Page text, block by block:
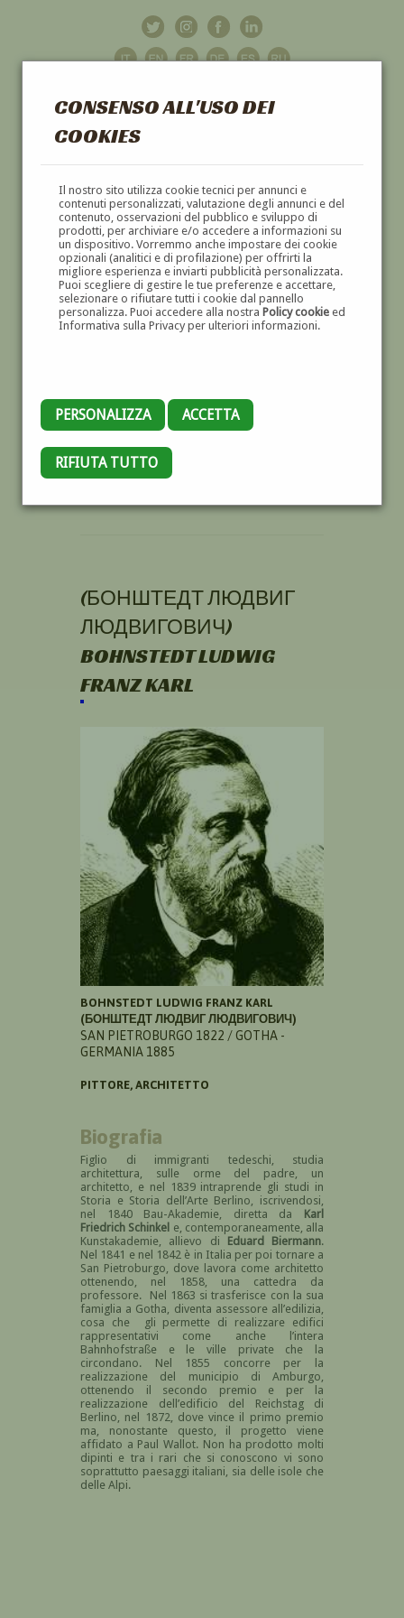
CONSENSO ALL'USO DEI
COOKIES
Il nostro sito utilizza cookie tecnici per annunci e
contenuti personalizzati, valutazione degli annunci e del
contenuto, osservazioni del pubblico e sviluppo di
prodotti, per archiviare e/o accedere a informazioni su
un dispositivo. Vorremmo anche impostare dei cookie
opzionali (analitici e di profilazione) per offrirti la
migliore esperienza e inviarti pubblicità personalizzata.
Puoi scegliere di gestire le tue preferenze e accettare,
selezionare o rifiutare tutti i cookie dal pannello
personalizza. Puoi accedere alla nostra Policy cookieed
Informativa sulla Privacy per ulteriori informazioni.
PERSONALIZZA ACCETTA
RIFIUTA TUTTO
GALLERIAD'ARTE
DIPINTI E SCULTURE '800 E '900
(БОНШТЕДТ ЛЮДВИГ
ЛЮДВИГОВИЧ)
BOHNSTEDT LUDWIG
FRANZ KARL
BOHNSTEDT LUDWIG FRANZ KARL
(БОНШТЕДТ ЛЮДВИГ ЛЮДВИГОВИЧ)
SAN PIETROBURGO 1822 / GOTHA -
GERMANIA 1885
PITTORE, ARCHITETTO
Biografia
Figlio di immigranti tedeschi, studia
architettura, sulle orme del padre, un
architetto, e nel 1839 intraprende gli studi in
Storia e Storia dell’Arte Berlino, iscrivendosi,
nel 1840 Bau-Akademie, diretta da Karl
Friedrich Schinkel e, contemporaneamente, alla
Kunstakademie, allievo di Eduard Biermann.
Nel 1841 e nel 1842 è in Italia per poi tornare a
San Pietroburgo, dove lavora come architetto
ottenendo, nel 1858, una cattedra da
professore. Nel 1863 si trasferisce con la sua
famiglia a Gotha, diventa assessore all’edilizia,
cosa che gli permette di realizzare edifici
rappresentativi come anche l’intera
Bahnhofstraße e le ville private che la
circondano. Nel 1855 concorre per la
realizzazione del municipio di Amburgo,
ottenendo il secondo premio e per la
realizzazione dell’edificio del Reichstag di
Berlino, nel 1872, dove vince il primo premio
ma, nonostante questo, il progetto viene
affidato a Paul Wallot. Non ha prodotto molti
dipinti e tra i rari che si conoscono vi sono
soprattutto paesaggi italiani, sia delle isole che
delle Alpi.